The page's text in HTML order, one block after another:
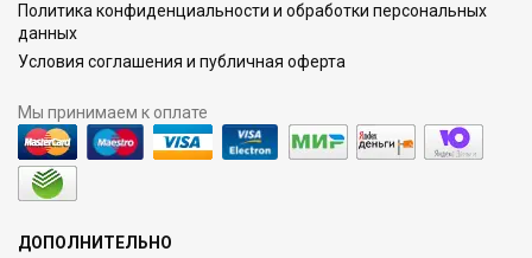
Политика конфиденциальности и обработки персональных
данных
Условия соглашения и публичная оферта
Мы принимаем к оплате
ДОПОЛНИТЕЛЬНО